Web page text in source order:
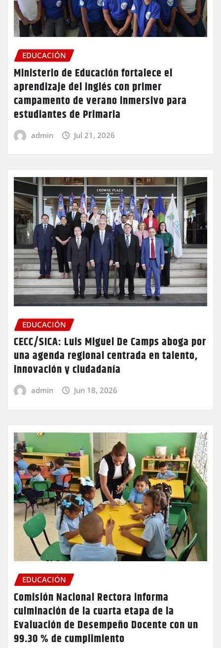
EDUCACIÓN
Ministerio de Educación fortalece el
aprendizaje del inglés con primer
campamento de verano inmersivo para
estudiantes de Primaria
admin Jul 21, 2026
EDUCACIÓN
CECC/SICA: Luis Miguel De Camps aboga por
una agenda regional centrada en talento,
innovación y ciudadanía
admin Jun 18, 2026
EDUCACIÓN
Comisión Nacional Rectora informa
culminación de la cuarta etapa de la
Evaluación de Desempeño Docente con un
99.30 % de cumplimiento